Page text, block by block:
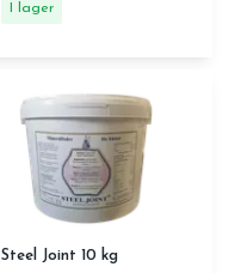
I lager
Steel Joint 10 kg